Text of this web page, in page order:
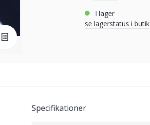
i lager
se lagerstatus i butik
Specifikationer